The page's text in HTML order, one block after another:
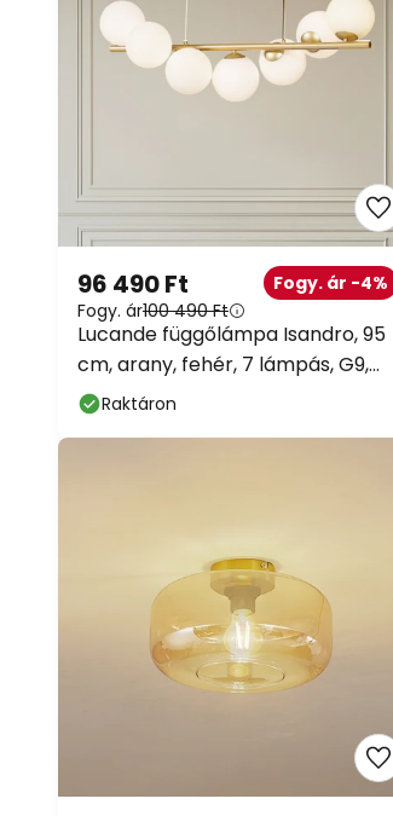
96 490 Ft
Fogy. ár100 490 Ft
Fogy. ár -4%
Lucande függőlámpa Isandro, 95
cm, arany, fehér, 7 lámpás, G9,
arany, G9
Raktáron